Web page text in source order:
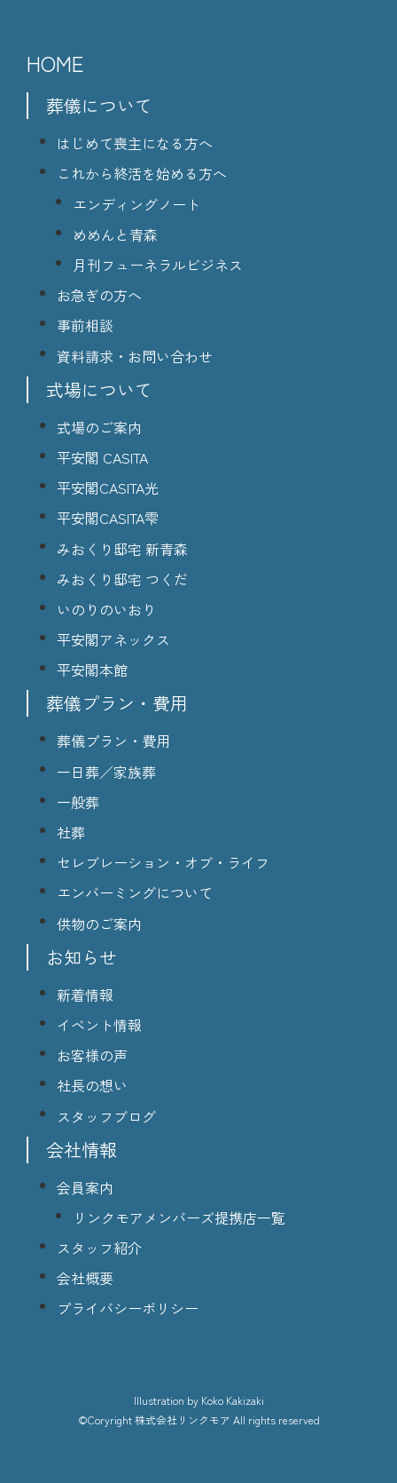
HOME
葬儀について
はじめて喪主になる方へ
これから終活を始める方へ
エンディングノート
めめんと青森
月刊フューネラルビジネス
お急ぎの方へ
事前相談
資料請求・お問い合わせ
式場について
式場のご案内
平安閣 CASITA
平安閣CASITA光
平安閣CASITA雫
みおくり邸宅 新青森
みおくり邸宅 つくだ
いのりのいおり
平安閣アネックス
平安閣本館
葬儀プラン・費用
葬儀プラン・費用
一日葬／家族葬
一般葬
社葬
セレブレーション・オブ・ライフ
エンバーミングについて
供物のご案内
お知らせ
新着情報
イベント情報
お客様の声
社長の想い
スタッフブログ
会社情報
会員案内
リンクモアメンバーズ提携店一覧
スタッフ紹介
会社概要
プライバシーポリシー
lllustration by Koko Kakizaki
©Coryright 株式会社リンクモア All rights reserved